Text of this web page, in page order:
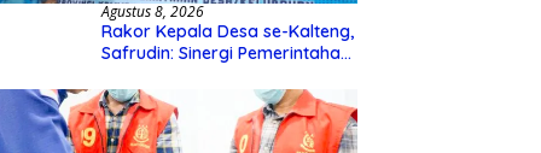
Agustus 8, 2026
Rakor Kepala Desa se-Kalteng,
Safrudin: Sinergi Pemerintahan
Pembangunan Desa